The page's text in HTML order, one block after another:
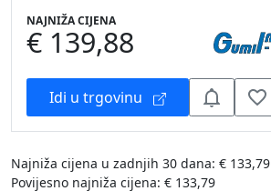
NAJNIŽA CIJENA
€ 139,88
Idi u trgovinu
Najniža cijena u zadnjih 30 dana: € 133,79
Povijesno najniža cijena: € 133,79